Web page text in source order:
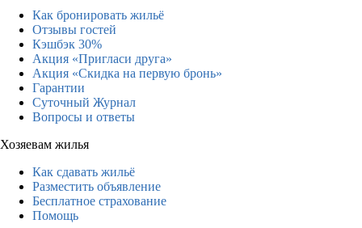
Как бронировать жильё
Отзывы гостей
Кэшбэк 30%
Акция «Пригласи друга»
Акция «Скидка на первую бронь»
Гарантии
Суточный Журнал
Вопросы и ответы
Хозяевам жилья
Как сдавать жильё
Разместить объявление
Бесплатное страхование
Помощь